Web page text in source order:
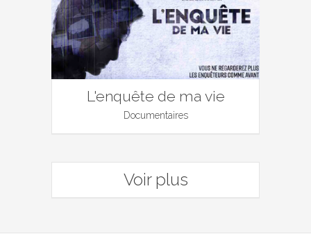
L'enquête de ma vie
Documentaires
Voir plus